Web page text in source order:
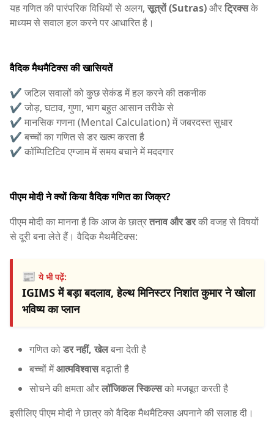
यह गणित की पारंपरिक विधियों से अलग,सूत्रों (Sutras)औरट्रिक्सके
माध्यम से सवाल हल करने पर आधारित है।
वैदिक मैथमैटिक्स की खासियतें
✔️ जटिल सवालों को कुछ सेकंड में हल करने की तकनीक
✔️ जोड़, घटाव, गुणा, भाग बहुत आसान तरीके से
✔️ मानसिक गणना (Mental Calculation) में जबरदस्त सुधार
✔️ बच्चों का गणित से डर खत्म करता है
✔️ कॉम्पिटिटिव एग्जाम में समय बचाने में मददगार
पीएम मोदी ने क्यों किया वैदिक गणित का जिक्र?
पीएम मोदी का मानना है कि आज के छात्रतनाव और डरकी वजह से विषयों
से दूरी बना लेते हैं। वैदिक मैथमैटिक्स:
📰ये भी पढ़ें:
IGIMS में बड़ा बदलाव, हेल्थ मिनिस्टर निशांत कुमार ने खोला
भविष्य का प्लान
गणित कोडर नहीं, खेलबना देती है
बच्चों मेंआत्मविश्वासबढ़ाती है
सोचने की क्षमता औरलॉजिकल स्किल्सको मजबूत करती है
इसीलिए पीएम मोदी ने छात्र को वैदिक मैथमैटिक्स अपनाने की सलाह दी।